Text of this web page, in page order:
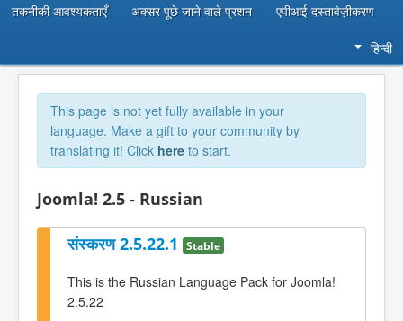
तकनीकी आवश्यकताएँ अक्सर पूछे जाने वाले प्रशन एपीआई दस्तावेज़ीकरण
हिन्दी
This page is not yet fully available in your
language. Make a gift to your community by
translating it! Click here to start.
Joomla! 2.5 - Russian
संस्करण 2.5.22.1 Stable
This is the Russian Language Pack for Joomla!
2.5.22